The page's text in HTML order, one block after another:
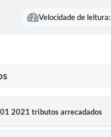
Velocidade de leitura:
2021 tributos arrecadados